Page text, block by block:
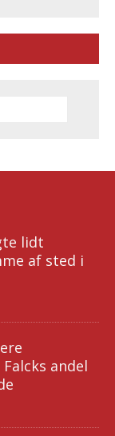
lidt
af sted i
andel